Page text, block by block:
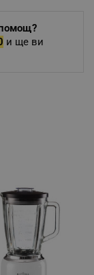
и ще ви